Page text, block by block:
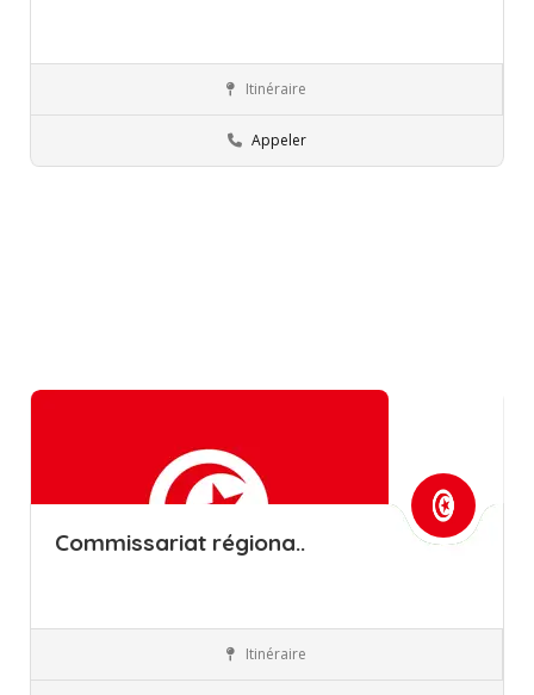
Commissions régionales de l’éducation
Itinéraire
Appeler
Commissariat régiona..
Commissions régionales de l’éducation
Itinéraire